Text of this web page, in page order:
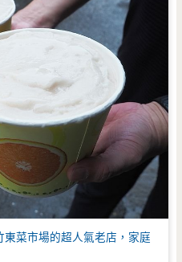
菜市場的超人氣老店，家庭